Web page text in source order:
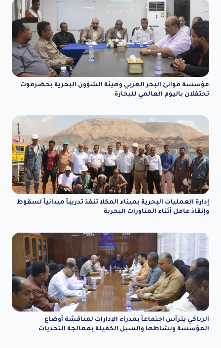
مؤسسة موانئ البحر العربي وهيئة الشؤون البحرية بحضرموت
تحتفلان باليوم العالمي للبحارة
إدارة العمليات البحرية بميناء المكلا تنفذ تدريباً ميدانياً لسقوط
وإنقاذ عامل أثناء المناورات البحرية
الرباكي يترأس اجتماعاً بمدراء الإدارات لمناقشة أوضاع
المؤسسة ونشاطها والسبل الكفيلة بمعالجة التحديات